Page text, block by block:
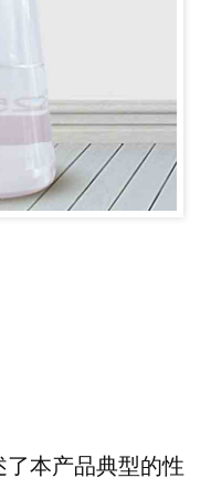
本产品典型的性